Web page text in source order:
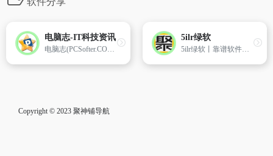
电脑志-IT科技资讯
电脑志(PCSofter.COM)是互联网IT科技资讯的后起之秀，为您分享IT业界资讯以及软件，同时提供包括电脑知识和手机知识等各种教程、科普类高质量文章！
5ilr绿软
5ilr绿软丨靠谱软件下载网力争做一个安全靠谱免费绿色的电脑软件,手机软件下载网!
Copyright © 2023 聚神铺导航